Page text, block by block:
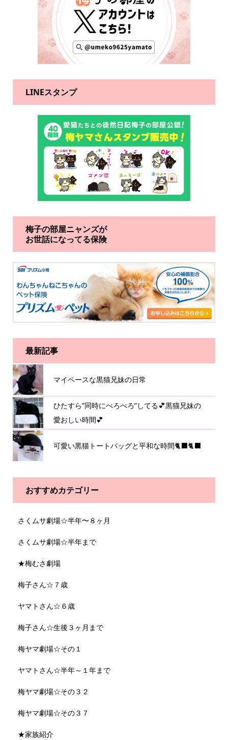
LINEスタンプ
梅子の部屋ニャンズが
お世話になってる保険
最新記事
マイペースな黒猫兄妹の日常
ひたすら”同時にぺろぺろ”してる💕黒猫兄妹の
愛おしい時間💕
可愛い黒猫トートバッグと平和な時間🐈‍⬛🐈‍⬛
おすすめカテゴリー
さくムサ劇場☆半年〜８ヶ月
さくムサ劇場☆半年まで
★梅むさ劇場
梅子さん☆７歳
ヤマトさん☆６歳
梅子さん☆生後３ヶ月まで
梅ヤマ劇場☆その１
ヤマトさん☆半年～１年まで
梅ヤマ劇場☆その３２
梅ヤマ劇場☆その３７
★家族紹介